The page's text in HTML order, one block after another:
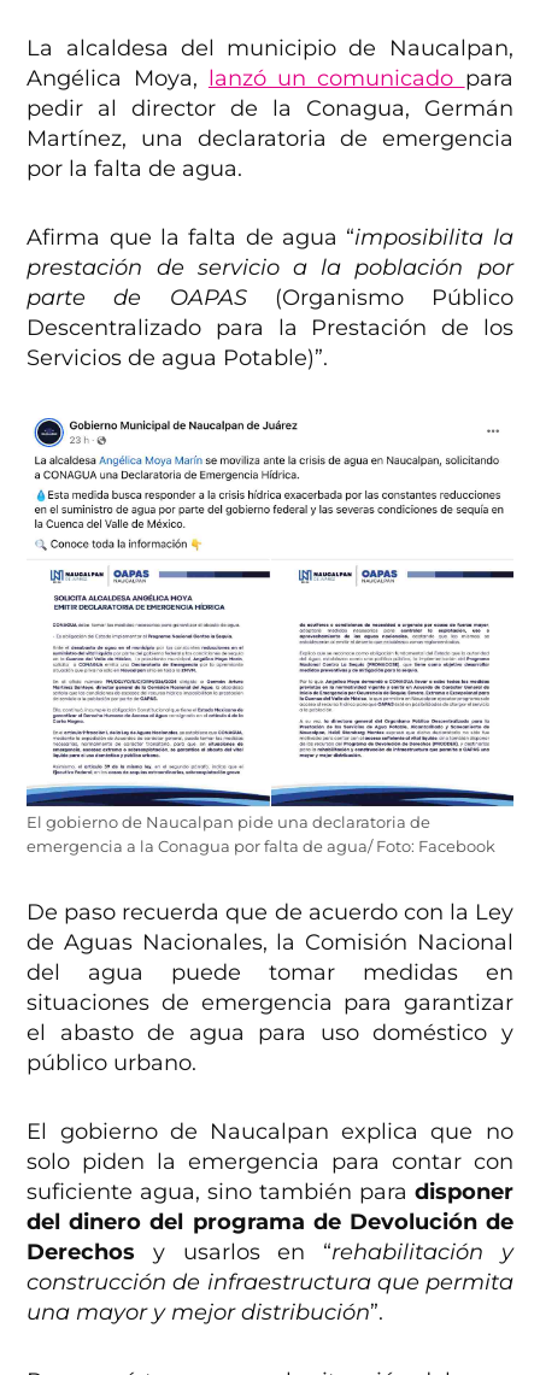
La alcaldesa del municipio de Naucalpan,
Angélica Moya, lanzó un comunicado para
pedir al director de la Conagua, Germán
Martínez, una declaratoria de emergencia
por la falta de agua.
Afirma que la falta de agua “imposibilita la
prestación de servicio a la población por
parte de OAPAS (Organismo Público
Descentralizado para la Prestación de los
Servicios de agua Potable)”.
El gobierno de Naucalpan pide una declaratoria de
emergencia a la Conagua por falta de agua/ Foto: Facebook
De paso recuerda que de acuerdo con la Ley
de Aguas Nacionales, la Comisión Nacional
del agua puede tomar medidas en
situaciones de emergencia para garantizar
el abasto de agua para uso doméstico y
público urbano.
El gobierno de Naucalpan explica que no
solo piden la emergencia para contar con
suficiente agua, sino también para disponer
del dinero del programa de Devolución de
Derechos y usarlos en “rehabilitación y
construcción de infraestructura que permita
una mayor y mejor distribución”.